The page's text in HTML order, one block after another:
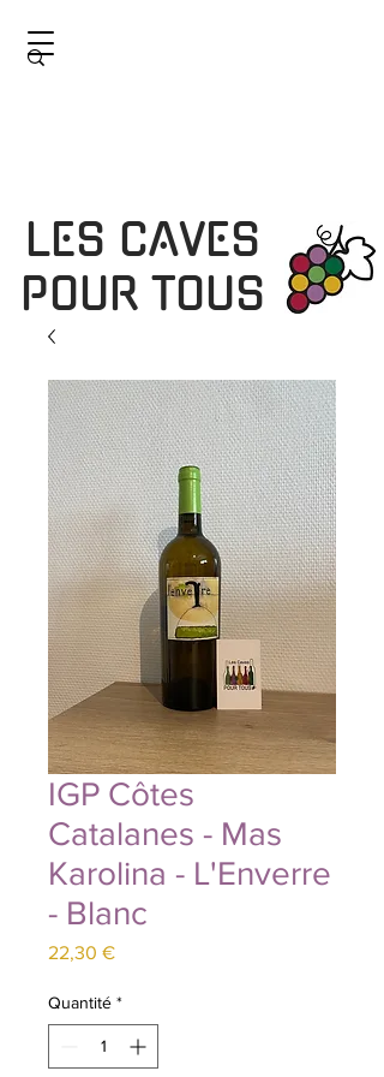
LES CAVES
POUR TOUS
IGP Côtes
Catalanes - Mas
Karolina - L'Enverre
- Blanc
22,30 €Prix
Quantité *